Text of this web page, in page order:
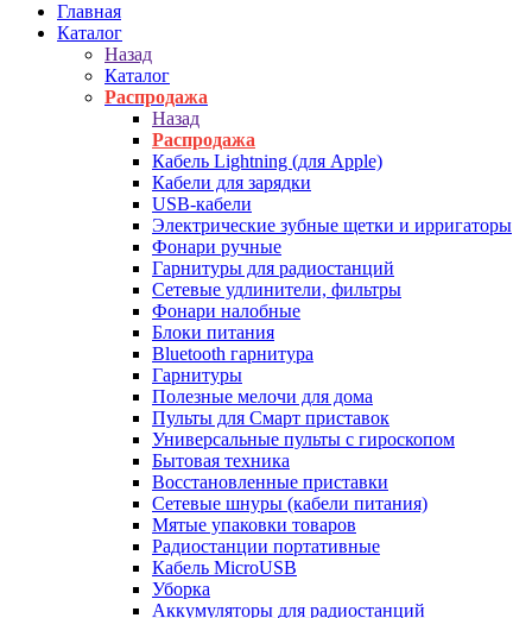
Главная
Каталог
Назад
Каталог
Распродажа
Назад
Распродажа
Кабель Lightning (для Apple)
Кабели для зарядки
USB-кабели
Электрические зубные щетки и ирригаторы
Фонари ручные
Гарнитуры для радиостанций
Сетевые удлинители, фильтры
Фонари налобные
Блоки питания
Bluetooth гарнитура
Гарнитуры
Полезные мелочи для дома
Пульты для Смарт приставок
Универсальные пульты с гироскопом
Бытовая техника
Восстановленные приставки
Сетевые шнуры (кабели питания)
Мятые упаковки товаров
Радиостанции портативные
Кабель MicroUSB
Уборка
Аккумуляторы для радиостанций